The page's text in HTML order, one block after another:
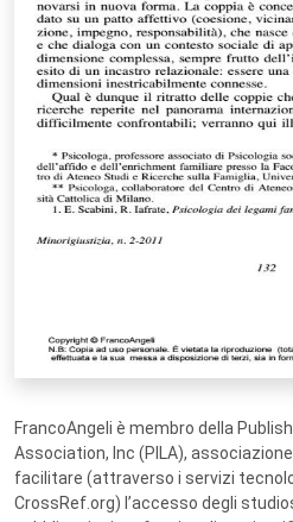
FrancoAngeli è membro della
Association, Inc (PILA),
facilitare (attraverso i servizi
CrossRef.org) l’accesso degli